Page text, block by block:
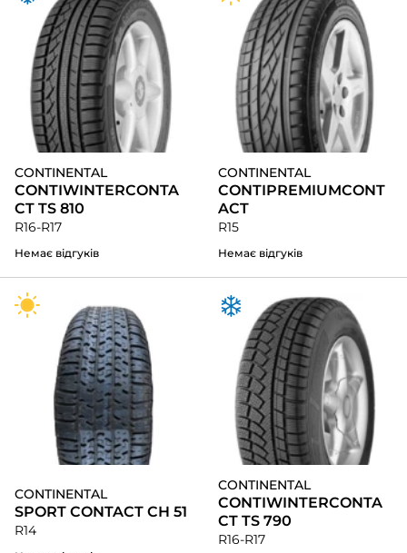
CONTINENTAL
CONTIWINTERCONTA
CT TS 810
R16-R17
Немає відгуків
CONTINENTAL
CONTIPREMIUMCONT
ACT
R15
Немає відгуків
CONTINENTAL
SPORT CONTACT СH 51
R14
CONTINENTAL
CONTIWINTERCONTA
CT TS 790
R16-R17